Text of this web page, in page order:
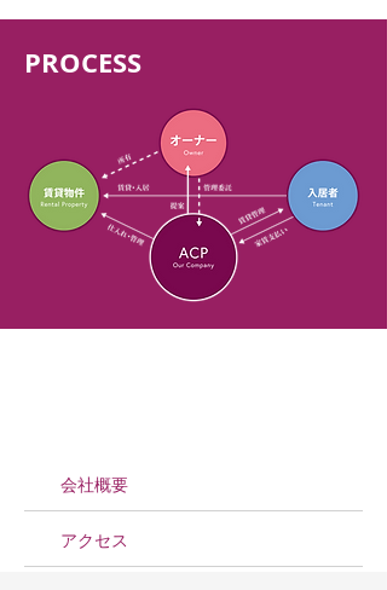
PROCESS
会社概要
アクセス